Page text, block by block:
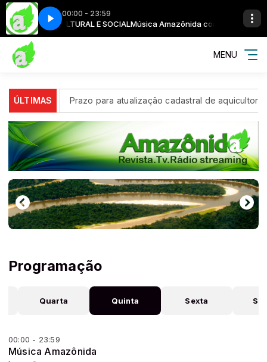
00:00 - 23:59
CULTURAL E SOCIALMúsica Amazônida com AMAZÔNIDA
Abalos, Ney Conceição e Marcio JardimMascote Sebastião Tapajós,
MENU
ÚLTIMAS
a China Prazo para atualização cadastral de
Programação
Quarta Quinta Sexta
00:00 - 23:59
Música Amazônida